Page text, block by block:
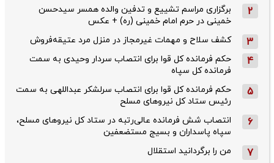
2
برگزاری مراسم تشییع و تدفین والده همسر سیدحسن
خمینی در حرم امام خمینی (ره) + عکس
3 کشف سلاح و مهمات غیرمجاز در منزل مرد عتیقه‌فروش
4
حکم فرمانده کل قوا برای انتصاب سردار وحیدی به سمت
فرمانده کل سپاه
5
حکم فرمانده کل قوا برای انتصاب سرلشکر عبداللهی به سمت
رئیس ستاد کل نیروهای مسلح
6
انتصاب شش فرمانده عالی‌رتبه در ستاد کل نیروهای مسلح،
سپاه پاسداران و بسیج مستضعفین
7 من را برگردانید استقلال